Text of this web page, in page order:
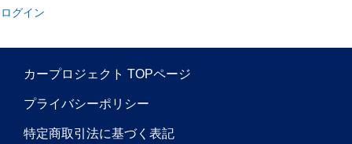
ログイン
カープロジェクト TOPページ
プライバシーポリシー
特定商取引法に基づく表記